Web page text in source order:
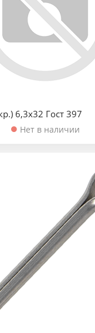
6,3х32 Гост 397
Нет в наличии